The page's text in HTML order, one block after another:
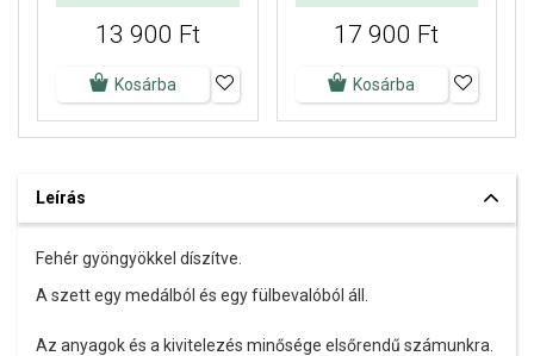
13 900 Ft
Kosárba
17 900 Ft
Kosárba
Leírás
Fehér gyöngyökkel díszítve.
A szett egy medálból és egy fülbevalóból áll.
Az anyagok és a kivitelezés minősége elsőrendű számunkra.